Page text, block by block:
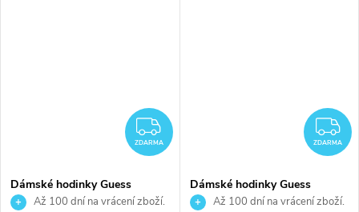
ZDARMA
ZDARMA
Dámské hodinky Guess
GW0668L1
Až 100 dní na vrácení zboží.
ZDARMA
Dámské hodinky Guess
GW0401L2
Až 100 dní na vrácení zboží.